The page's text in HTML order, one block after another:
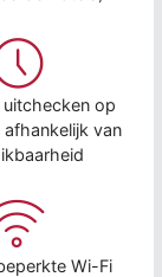
uitchecken op
van
Wi-Fi